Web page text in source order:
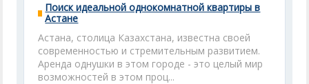
Поиск идеальной однокомнатной квартиры в
Астане
Астана, столица Казахстана, известна своей
современностью и стремительным развитием.
Аренда однушки в этом городе - это целый мир
возможностей в этом проц...